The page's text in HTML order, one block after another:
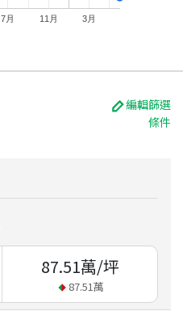
7月 11月 3月
編輯篩選
條件
87.51萬/坪
87.51萬